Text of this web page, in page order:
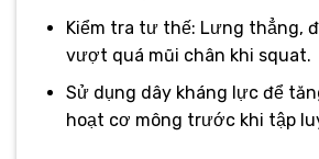
Kiểm tra tư thế: Lưng thẳng,
vượt quá mũi chân khi squat.
Sử dụng dây kháng lực để
hoạt cơ mông trước khi tập